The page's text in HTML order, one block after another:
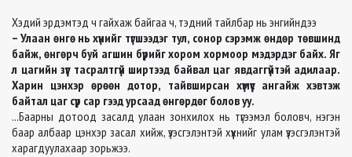
Хэдий эрдэмтэд ч гайхаж байгаа ч, тэдний тайлбар нь энгийндээ
– Улаан өнгө нь хүнийг түгшээдэг тул, сонор сэрэмж өндөр төвшинд
байж, өнгөрч буй агшин бүрийг хором хормоор мэдэрдэг байх. Яг
л цагийн зүүг тасралтгүй ширтээд байвал цаг явдаггүйтэй адилаар.
Харин цэнхэр өрөөн дотор, тайвширсан хүмүүс ангайж хэвтэж
байтал цаг сүр сар гээд урсаад өнгөрдөг болов уу.
...Баарны дотоод засалд улаан зонхилох нь түгээмэл боловч, нэгэн
баар албаар цэнхэр засал хийж, үзэсгэлэнтэй хүүхнийг улам үзэсгэлэнтэй
харагдуулахаар зорьжээ.